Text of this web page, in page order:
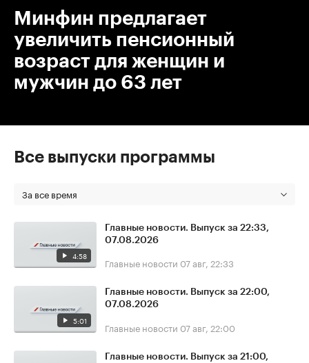
Минфин предлагает
увеличить пенсионный
возраст для женщин и
мужчин до 63 лет
Все выпуски программы
За все время
4:58
Главные новости. Выпуск за 22:33,
07.08.2026
Главные новости 07 авг, 22:33
5:01
Главные новости. Выпуск за 22:00,
07.08.2026
Главные новости 07 авг, 22:00
Главные новости. Выпуск за 21:00,